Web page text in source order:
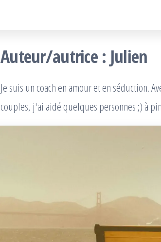
Auteur/autrice : Julien
Je suis un coach en amour et en séduction.
couples, j'ai aidé quelques personnes ;) à